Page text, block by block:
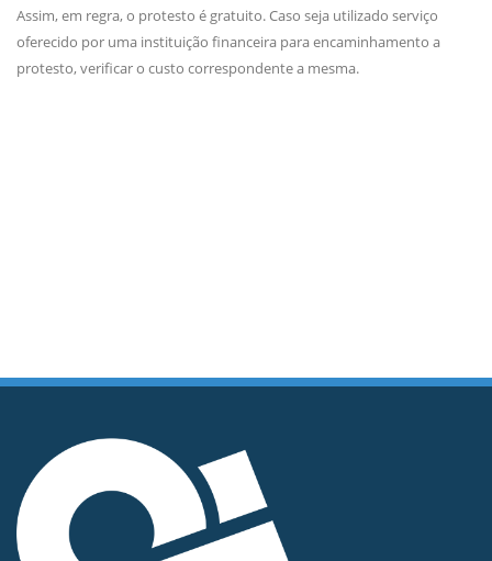
Assim, em regra, o protesto é gratuito. Caso seja utilizado serviço
oferecido por uma instituição financeira para encaminhamento a
protesto, verificar o custo correspondente a mesma.